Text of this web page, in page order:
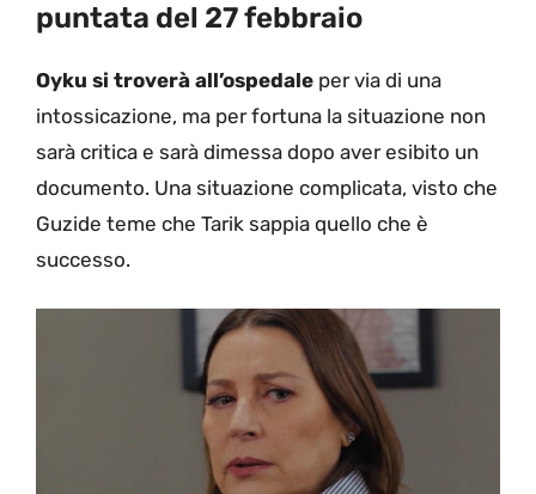
puntata del 27 febbraio
Oyku si troverà all’ospedale per via di una
intossicazione, ma per fortuna la situazione non
sarà critica e sarà dimessa dopo aver esibito un
documento. Una situazione complicata, visto che
Guzide teme che Tarik sappia quello che è
successo.